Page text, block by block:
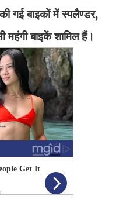
गई बाइकों में स्पलैण्डर,
बाइकें शामिल हैं।